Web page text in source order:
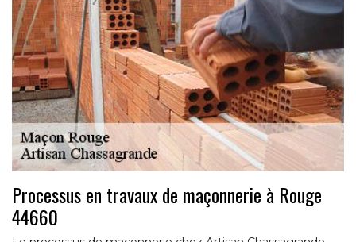
Processus en travaux de maçonnerie à Rouge
44660